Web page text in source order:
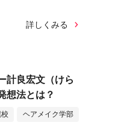
詳しくみる
計良宏文（けら
想法とは？
ヘアメイク学部